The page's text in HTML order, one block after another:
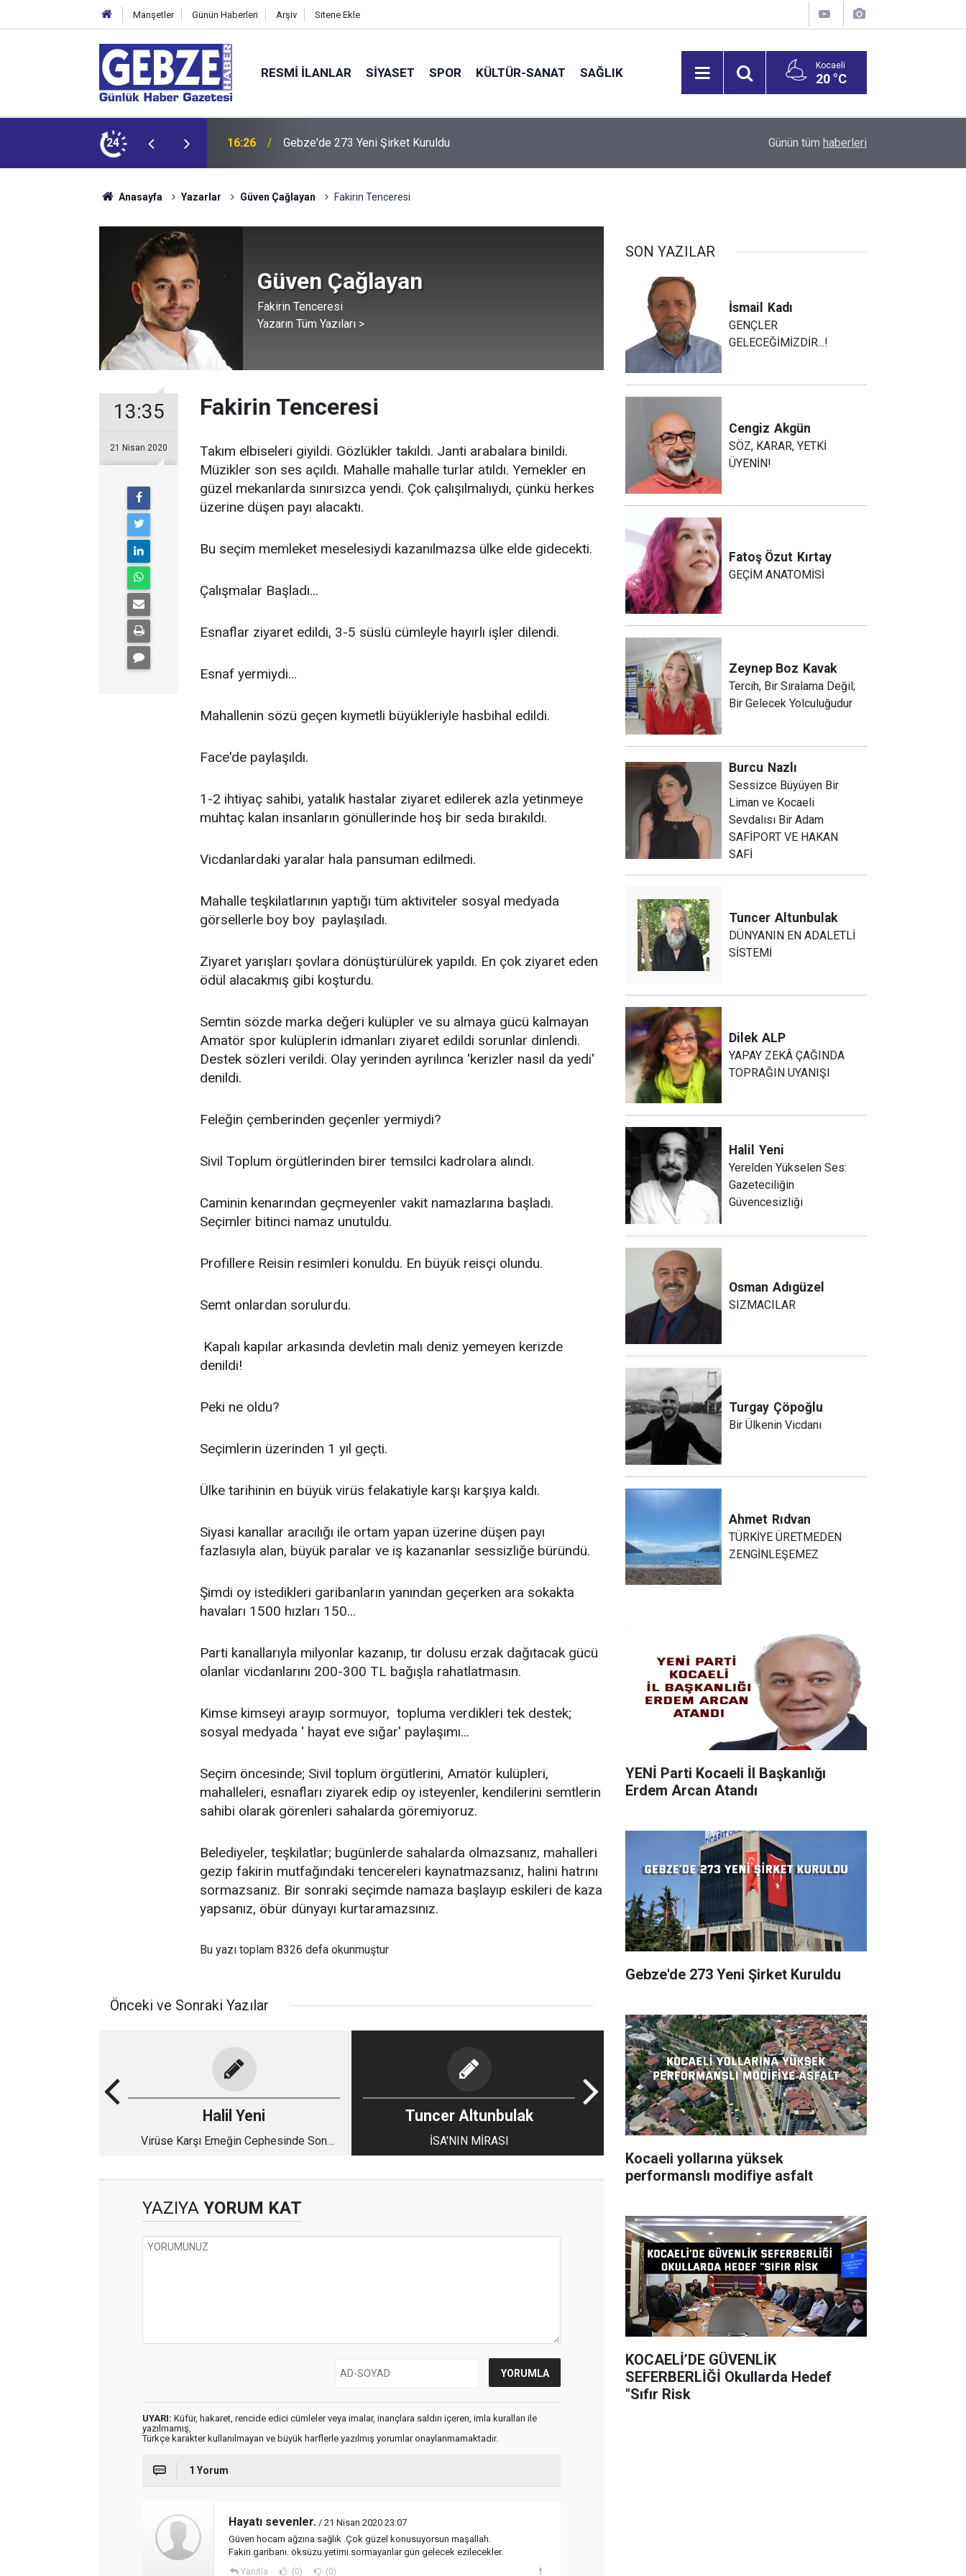
Manşetler Günün Haberleri Arşiv Sitene Ekle
RESMI İLANLAR SİYASET SPOR KÜLTÜR-SANAT SAĞLIK Kocaeli
20 °C
24 16:24 “Tarihi Okul Kaderine Terk Edildi'' Yuvacık Yüzde 70, Namazgah Yüzde 59’a
Günün tüm haberleri
Anasayfa Yazarlar Güven Çağlayan Fakirin Tenceresi
Güven Çağlayan
Fakirin Tenceresi
Yazarın Tüm Yazıları >
13:35
21 Nisan 2020
Fakirin Tenceresi
Takım elbiseleri giyildi. Gözlükler takıldı. Janti arabalara binildi.
Müzikler son ses açıldı. Mahalle mahalle turlar atıldı. Yemekler en
güzel mekanlarda sınırsızca yendi. Çok çalışılmalıydı, çünkü herkes
üzerine düşen payı alacaktı.
Bu seçim memleket meselesiydi kazanılmazsa ülke elde gidecekti.
Çalışmalar Başladı...
Esnaflar ziyaret edildi, 3-5 süslü cümleyle hayırlı işler dilendi.
Esnaf yermiydi...
Mahallenin sözü geçen kıymetli büyükleriyle hasbihal edildi.
Face'de paylaşıldı.
1-2 ihtiyaç sahibi, yatalık hastalar ziyaret edilerek azla yetinmeye
muhtaç kalan insanların gönüllerinde hoş bir seda bırakıldı.
Vicdanlardaki yaralar hala pansuman edilmedi.
Mahalle teşkilatlarının yaptığı tüm aktiviteler sosyal medyada
görsellerle boy boy paylaşıladı.
Ziyaret yarışları şovlara dönüştürülürek yapıldı. En çok ziyaret eden
ödül alacakmış gibi koşturdu.
Semtin sözde marka değeri kulüpler ve su almaya gücü kalmayan
Amatör spor kulüplerin idmanları ziyaret edildi sorunlar dinlendi.
Destek sözleri verildi. Olay yerinden ayrılınca 'kerizler nasıl da yedi'
denildi.
Feleğin çemberinden geçenler yermiydi?
Sivil Toplum örgütlerinden birer temsilci kadrolara alındı.
Caminin kenarından geçmeyenler vakit namazlarına başladı.
Seçimler bitinci namaz unutuldu.
Profillere Reisin resimleri konuldu. En büyük reisçi olundu.
Semt onlardan sorulurdu.
Kapalı kapılar arkasında devletin malı deniz yemeyen kerizde
denildi!
Peki ne oldu?
Seçimlerin üzerinden 1 yıl geçti.
Ülke tarihinin en büyük virüs felakatiyle karşı karşıya kaldı.
Siyasi kanallar aracılığı ile ortam yapan üzerine düşen payı
fazlasıyla alan, büyük paralar ve iş kazananlar sessizliğe büründü.
Şimdi oy istedikleri garibanların yanından geçerken ara sokakta
havaları 1500 hızları 150...
Parti kanallarıyla milyonlar kazanıp, tır dolusu erzak dağıtacak gücü
olanlar vicdanlarını 200-300 TL bağışla rahatlatmasın.
Kimse kimseyi arayıp sormuyor, topluma verdikleri tek destek;
sosyal medyada ' hayat eve sığar' paylaşımı...
Seçim öncesinde; Sivil toplum örgütlerini, Amatör kulüpleri,
mahalleleri, esnafları ziyarek edip oy isteyenler, kendilerini semtlerin
sahibi olarak görenleri sahalarda göremiyoruz.
Belediyeler, teşkilatlar; bugünlerde sahalarda olmazsanız, mahalleri
gezip fakirin mutfağındaki tencereleri kaynatmazsanız, halini hatrını
sormazsanız. Bir sonraki seçimde namaza başlayıp eskileri de kaza
yapsanız, öbür dünyayı kurtaramazsınız.
Bu yazı toplam 8326 defa okunmuştur
Önceki ve Sonraki Yazılar
Halil Yeni
Virüse Karşı Emeğin Cephesinde Son
Tuncer Altunbulak
İSA'NIN MİRASI
YAZIYA YORUM KAT
UYARI: Küfür, hakaret, rencide edici cümleler veya imalar, inançlara saldırı içeren, imla kuralları ile
yazılmamış,
Türkçe karakter kullanılmayan ve büyük harflerle yazılmış yorumlar onaylanmamaktadır.
1 Yorum
Hayatı sevenler. / 21 Nisan 2020 23:07
Güven hocam ağzına sağlık .Çok güzel konusuyorsun maşallah.
Fakiri.garibanı. öksüzu.yetimi.sormayanlar gün gelecek ezilecekler.
Yanıtla (0) (0)
SON YAZILAR
İsmail Kadı
GENÇLER
GELECEĞİMİZDİR...!
Cengiz Akgün
SÖZ, KARAR, YETKİ
ÜYENİN!
Fatoş Özut Kırtay
GEÇİM ANATOMİSİ
Zeynep Boz Kavak
Tercih, Bir Sıralama Değil;
Bir Gelecek Yolculuğudur
Burcu Nazlı
Sessizce Büyüyen Bir
Liman ve Kocaeli
Sevdalısı Bir Adam
SAFİPORT VE HAKAN
SAFİ
Tuncer Altunbulak
DÜNYANIN EN ADALETLİ
SİSTEMİ
Dilek ALP
YAPAY ZEKÂ ÇAĞINDA
TOPRAĞIN UYANIŞI
Halil Yeni
Yerelden Yükselen Ses:
Gazeteciliğin
Güvencesizliği
Osman Adıgüzel
SIZMACILAR
Turgay Çöpoğlu
Bir Ülkenin Vicdanı
Ahmet Rıdvan
TÜRKİYE ÜRETMEDEN
ZENGİNLEŞEMEZ
YENİ Parti Kocaeli İl Başkanlığı
Erdem Arcan Atandı
Gebze'de 273 Yeni Şirket Kuruldu
Kocaeli yollarına yüksek
performanslı modifiye asfalt
KOCAELİ’DE GÜVENLİK
SEFERBERLİĞİ Okullarda Hedef
"Sıfır Risk